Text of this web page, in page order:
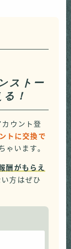
トー
！
ウント登
トに交換で
ゃいます。
酬がもらえ
方はぜひ